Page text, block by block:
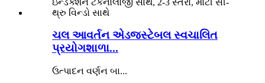
ચલ આવર્તન એડજસ્ટેબલ સ્વચાલિત
પ્રયોગશાળા...
ઉત્પાદન વર્ણન બા...